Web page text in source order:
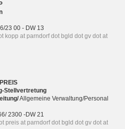
23 00 - DW 13
kopp at parndorf dot bgld dot gv dot at
Stellvertretung
g/Allgemeine Verwaltung/Personal
2300 -DW 21
preis at parndorf dot bgld dot gv dot at